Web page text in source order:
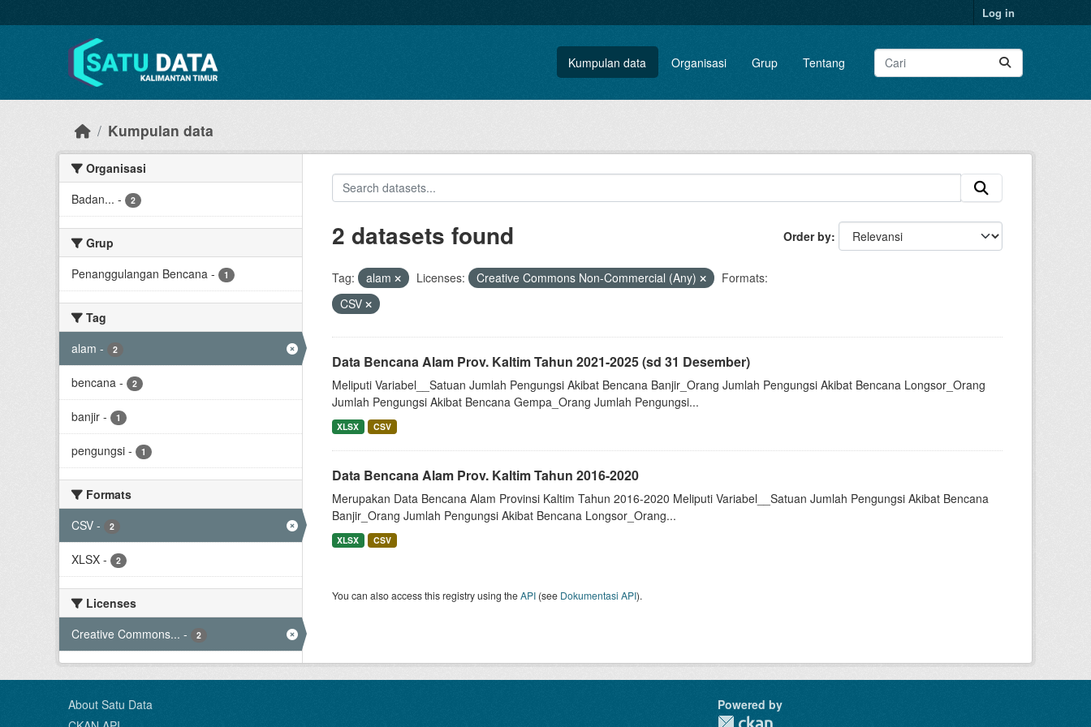
Log in
Kumpulan data Organisasi Grup Tentang
Kumpulan data
Organisasi
Badan... - 2
Grup
Penanggulangan Bencana - 1
Tag
alam - 2
bencana - 2
banjir - 1
pengungsi - 1
Formats
CSV - 2
XLSX - 2
Licenses
Creative Commons... - 2
Order by
2 datasets found
Tag: alam Licenses: Creative Commons Non-Commercial (Any)
Formats:
CSV
Data Bencana Alam Prov. Kaltim Tahun 2021-2025 (sd 31 Desember)
Meliputi Variabel__Satuan Jumlah Pengungsi Akibat Bencana Banjir_Orang Jumlah Pengungsi Akibat Bencana Longsor_Orang
Jumlah Pengungsi Akibat Bencana Gempa_Orang Jumlah Pengungsi...
XLSX CSV
Data Bencana Alam Prov. Kaltim Tahun 2016-2020
Merupakan Data Bencana Alam Provinsi Kaltim Tahun 2016-2020 Meliputi Variabel__Satuan Jumlah Pengungsi Akibat Bencana
Banjir_Orang Jumlah Pengungsi Akibat Bencana Longsor_Orang...
XLSX CSV
You can also access this registry using theAPI(see Dokumentasi API).
About Satu Data
Powered by